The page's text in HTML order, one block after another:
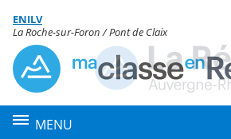
Menu de la rubrique
Contenu
ENILV
La Roche-sur-Foron / Pont de Claix
MENU